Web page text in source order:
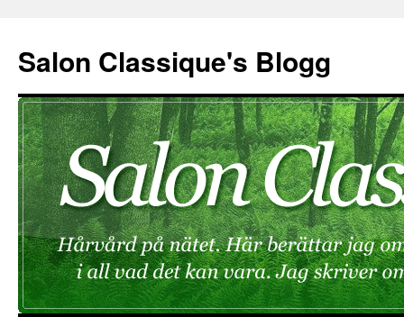
innehåll
Salon Classique's Blogg